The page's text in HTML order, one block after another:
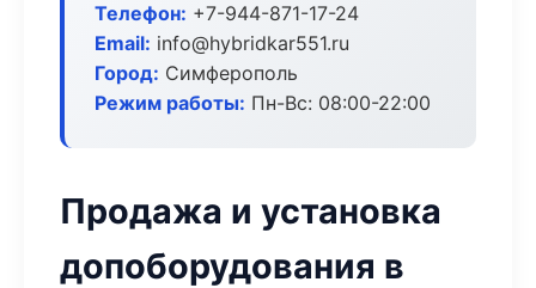
Телефон: +7-944-871-17-24
Email: info@hybridkar551.ru
Город: Симферополь
Режим работы: Пн-Вс: 08:00-22:00
Продажа и установка
допоборудования в